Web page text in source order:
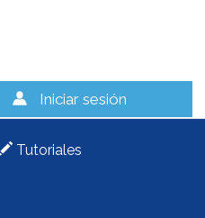
Iniciar sesión
Tutoriales